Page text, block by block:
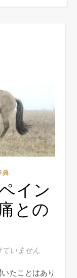
典
イン
との
とは？精神的苦痛
いません